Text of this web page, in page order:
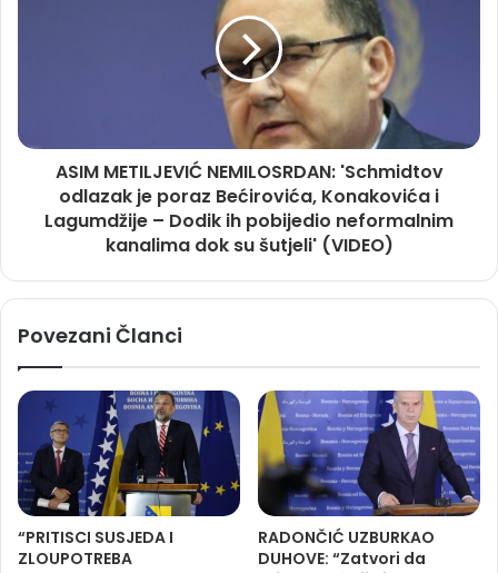
ASIM METILJEVIĆ NEMILOSRDAN: 'Schmidtov
odlazak je poraz Bećirovića, Konakovića i
Lagumdžije – Dodik ih pobijedio neformalnim
kanalima dok su šutjeli' (VIDEO)
Povezani Članci
“PRITISCI SUSJEDA I
ZLOUPOTREBA
RADONČIĆ UZBURKAO
DUHOVE: “Zatvori da